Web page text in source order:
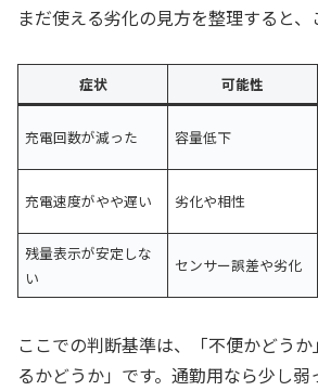
まだ使える劣化の見方を整理すると、
症状 可能性
充電回数が減った 容量低下
充電速度がやや遅い 劣化や相性
残量表示が安定しな
い
センサー誤差や劣化
ここでの判断基準は、「不便かどう
るかどうか」です。通勤用なら少し弱